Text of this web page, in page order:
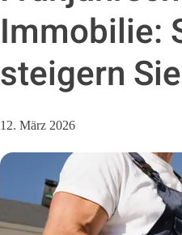
Immobilie:
steigern
12. März 2026